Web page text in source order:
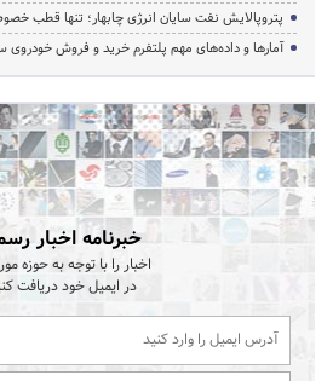
پتروپالایش نفت سایان انرژی چابهار؛ تنها قطب
آمارها و داده‌های مهم پلتفرم خرید و فروش
خبرنامه اخبار
اخبار را با توجه به حوزه
در ایمیل خود دریافت